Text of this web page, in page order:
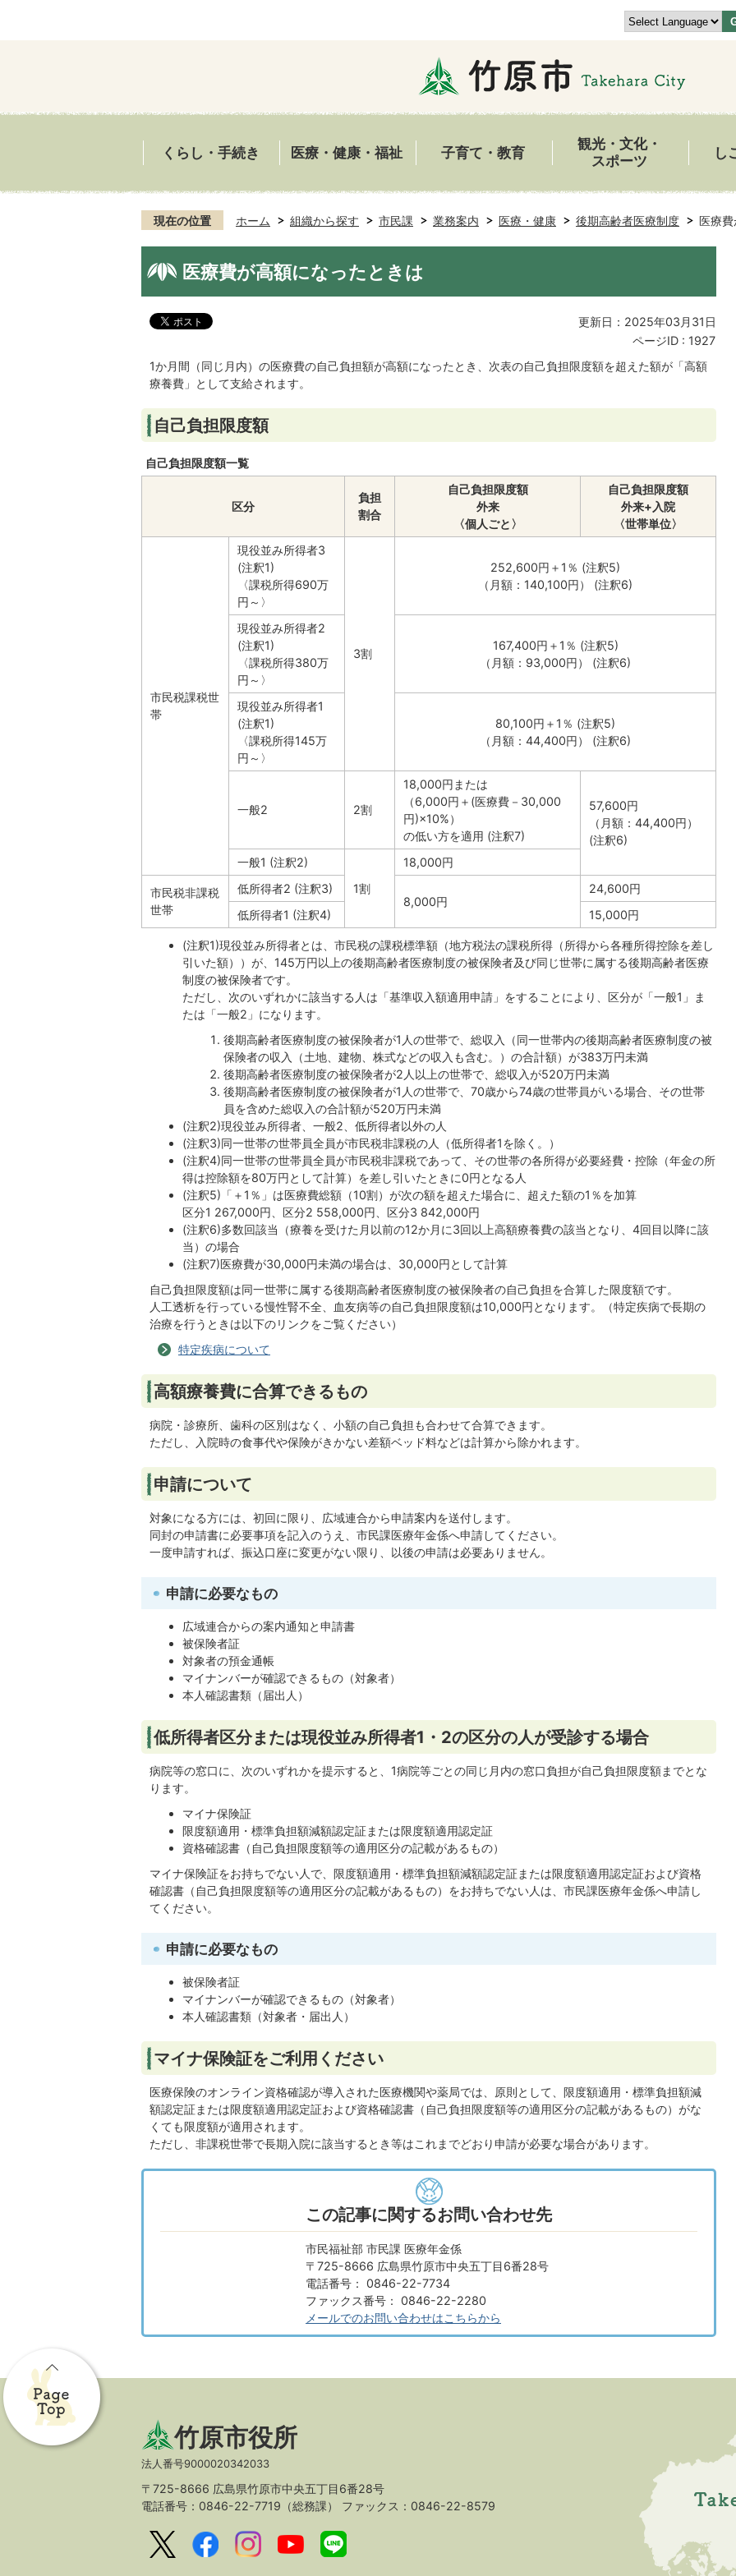
くらし・手続き 医療・健康・福祉 子育て・教育
観光・文化・
スポーツ
し
現在の位置 ホーム 組織から探す 市民課 業務案内 医療・健康 後期高齢者医療制度 医療
医療費が高額になったときは
更新日：2025年03月31日
ページID : 1927
1か月間（同じ月内）の医療費の自己負担額が高額になったとき、次表の自己負担限度額を超えた額が「高額
療養費」として支給されます。
自己負担限度額
自己負担限度額一覧
区分
負担
割合
自己負担限度額
外来
〈個人ごと〉
自己負担限度額
外来+入院
〈世帯単位〉
市民税課税世
帯
現役並み所得者3
(注釈1)
〈課税所得690万
円～〉
3割
252,600円＋1％ (注釈5)
（月額：140,100円） (注釈6)
現役並み所得者2
(注釈1)
〈課税所得380万
円～〉
167,400円＋1％ (注釈5)
（月額：93,000円） (注釈6)
現役並み所得者1
(注釈1)
〈課税所得145万
円～〉
80,100円＋1％ (注釈5)
（月額：44,400円） (注釈6)
一般2 2割
18,000円または
（6,000円＋(医療費－30,000
円)×10%）
の低い方を適用 (注釈7)
57,600円
（月額：44,400円）
(注釈6)
一般1 (注釈2)
1割
18,000円
市民税非課税
世帯
低所得者2 (注釈3)
8,000円
24,600円
低所得者1 (注釈4)
15,000円
(注釈1)現役並み所得者とは、市民税の課税標準額（地方税法の課税所得（所得から各種所得控除を差し
引いた額））が、145万円以上の後期高齢者医療制度の被保険者及び同じ世帯に属する後期高齢者医療
制度の被保険者です。
ただし、次のいずれかに該当する人は「基準収入額適用申請」をすることにより、区分が「一般1」ま
たは「一般2」になります。
後期高齢者医療制度の被保険者が1人の世帯で、総収入（同一世帯内の後期高齢者医療制度の被
保険者の収入（土地、建物、株式などの収入も含む。）の合計額）が383万円未満
後期高齢者医療制度の被保険者が2人以上の世帯で、総収入が520万円未満
後期高齢者医療制度の被保険者が1人の世帯で、70歳から74歳の世帯員がいる場合、その世帯
員を含めた総収入の合計額が520万円未満
(注釈2)現役並み所得者、一般2、低所得者以外の人
(注釈3)同一世帯の世帯員全員が市民税非課税の人（低所得者1を除く。）
(注釈4)同一世帯の世帯員全員が市民税非課税であって、その世帯の各所得が必要経費・控除（年金の所
得は控除額を80万円として計算）を差し引いたときに0円となる人
(注釈5)「＋1％」は医療費総額（10割）が次の額を超えた場合に、超えた額の1％を加算
区分1 267,000円、区分2 558,000円、区分3 842,000円
(注釈6)多数回該当（療養を受けた月以前の12か月に3回以上高額療養費の該当となり、4回目以降に該
当）の場合
(注釈7)医療費が30,000円未満の場合は、30,000円として計算
自己負担限度額は同一世帯に属する後期高齢者医療制度の被保険者の自己負担を合算した限度額です。
人工透析を行っている慢性腎不全、血友病等の自己負担限度額は10,000円となります。（特定疾病で長期の
治療を行うときは以下のリンクをご覧ください）
特定疾病について
高額療養費に合算できるもの
病院・診療所、歯科の区別はなく、小額の自己負担も合わせて合算できます。
ただし、入院時の食事代や保険がきかない差額ベッド料などは計算から除かれます。
申請について
対象になる方には、初回に限り、広域連合から申請案内を送付します。
同封の申請書に必要事項を記入のうえ、市民課医療年金係へ申請してください。
一度申請すれば、振込口座に変更がない限り、以後の申請は必要ありません。
申請に必要なもの
広域連合からの案内通知と申請書
被保険者証
対象者の預金通帳
マイナンバーが確認できるもの（対象者）
本人確認書類（届出人）
低所得者区分または現役並み所得者1・2の区分の人が受診する場合
病院等の窓口に、次のいずれかを提示すると、1病院等ごとの同じ月内の窓口負担が自己負担限度額までとな
ります。
マイナ保険証
限度額適用・標準負担額減額認定証または限度額適用認定証
資格確認書（自己負担限度額等の適用区分の記載があるもの）
マイナ保険証をお持ちでない人で、限度額適用・標準負担額減額認定証または限度額適用認定証および資格
確認書（自己負担限度額等の適用区分の記載があるもの）をお持ちでない人は、市民課医療年金係へ申請し
てください。
申請に必要なもの
被保険者証
マイナンバーが確認できるもの（対象者）
本人確認書類（対象者・届出人）
マイナ保険証をご利用ください
医療保険のオンライン資格確認が導入された医療機関や薬局では、原則として、限度額適用・標準負担額減
額認定証または限度額適用認定証および資格確認書（自己負担限度額等の適用区分の記載があるもの）がな
くても限度額が適用されます。
ただし、非課税世帯で長期入院に該当するとき等はこれまでどおり申請が必要な場合があります。
この記事に関するお問い合わせ先
市民福祉部 市民課 医療年金係
〒725-8666 広島県竹原市中央五丁目6番28号
電話番号： 0846-22-7734
ファックス番号： 0846-22-2280
メールでのお問い合わせはこちらから
竹原市役所
法人番号9000020342033
〒725-8666 広島県竹原市中央五丁目6番28号
電話番号：0846-22-7719（総務課） ファックス：0846-22-8579